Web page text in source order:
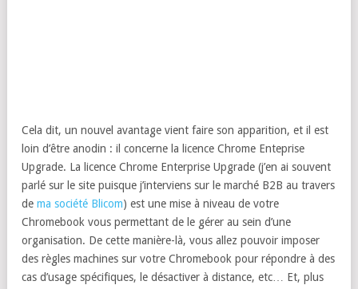
Cela dit, un nouvel avantage vient faire son apparition, et il est
loin d’être anodin : il concerne la licence Chrome Enteprise
Upgrade. La licence Chrome Enterprise Upgrade (j’en ai souvent
parlé sur le site puisque j’interviens sur le marché B2B au travers
de ma société Blicom) est une mise à niveau de votre
Chromebook vous permettant de le gérer au sein d’une
organisation. De cette manière-là, vous allez pouvoir imposer
des règles machines sur votre Chromebook pour répondre à des
cas d’usage spécifiques, le désactiver à distance, etc… Et, plus